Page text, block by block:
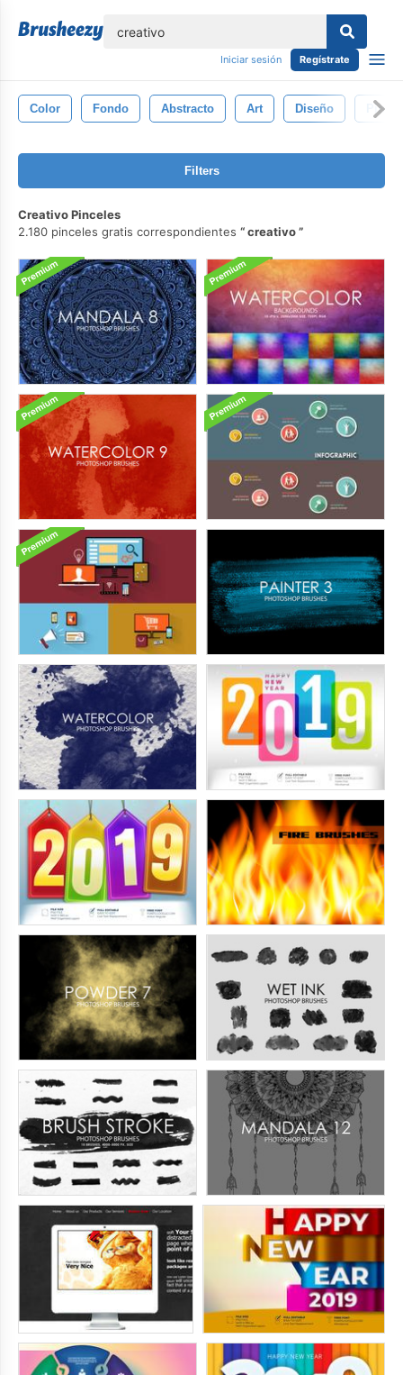
Iniciar sesión Regístrate
Color Fondo Abstracto Art Diseño Pintar
Filters
Creativo Pinceles
2.180 pinceles gratis correspondientes
creativo